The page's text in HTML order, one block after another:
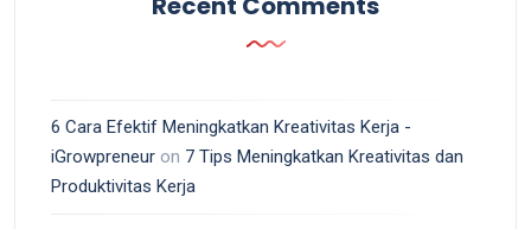
6 Cara Efektif Meningkatkan Kreativitas Kerja -
iGrowpreneur on 7 Tips Meningkatkan Kreativitas dan
Produktivitas Kerja